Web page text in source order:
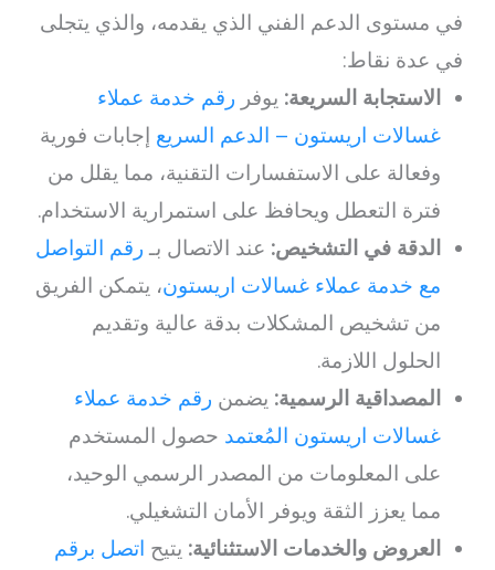
في مستوى الدعم الفني الذي يقدمه، والذي يتجلى
في عدة نقاط:
الاستجابة السريعة: يوفر رقم خدمة عملاء
غسالات اريستون – الدعم السريع إجابات فورية
وفعالة على الاستفسارات التقنية، مما يقلل من
فترة التعطل ويحافظ على استمرارية الاستخدام.
الدقة في التشخيص: عند الاتصال بـ رقم التواصل
مع خدمة عملاء غسالات اريستون، يتمكن الفريق
من تشخيص المشكلات بدقة عالية وتقديم
الحلول اللازمة.
المصداقية الرسمية: يضمن رقم خدمة عملاء
غسالات اريستون المُعتمد حصول المستخدم
على المعلومات من المصدر الرسمي الوحيد،
مما يعزز الثقة ويوفر الأمان التشغيلي.
العروض والخدمات الاستثنائية: يتيح اتصل برقم